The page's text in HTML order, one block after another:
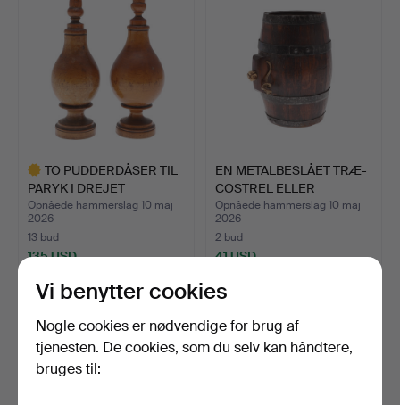
TO PUDDERDÅSER TIL
PARYK I DREJET
PÆRETRÆ …
Opnåede hammerslag 10 maj
2026
13 bud
135 USD
Udvalgt
genstand
EN METALBESLÅET TRÆ-
COSTREL ELLER
HØSTTØND…
Opnåede hammerslag 10 maj
2026
2 bud
41 USD
Vi benytter cookies
Nogle cookies er nødvendige for brug af
tjenesten. De cookies, som du selv kan håndtere,
bruges til: